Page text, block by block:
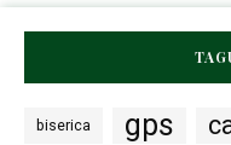
biserica gps